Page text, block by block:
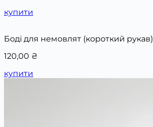
купити
Боді для немовлят (короткий рукав)
120,00 ₴
купити